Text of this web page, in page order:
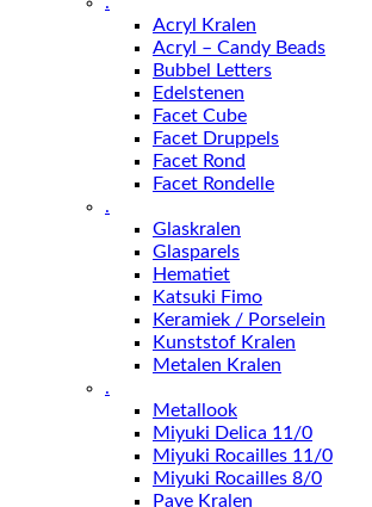
Acryl Kralen
Acryl – Candy Beads
Bubbel Letters
Edelstenen
Facet Cube
Facet Druppels
Facet Rond
Facet Rondelle
.
Glaskralen
Glasparels
Hematiet
Katsuki Fimo
Keramiek / Porselein
Kunststof Kralen
Metalen Kralen
.
Metallook
Miyuki Delica 11/0
Miyuki Rocailles 11/0
Miyuki Rocailles 8/0
Pave Kralen